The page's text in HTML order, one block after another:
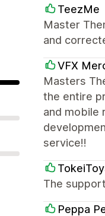
TeezMe
Master
and
VFX
Masters
the entire
and mobile
service!!
The
Peppa